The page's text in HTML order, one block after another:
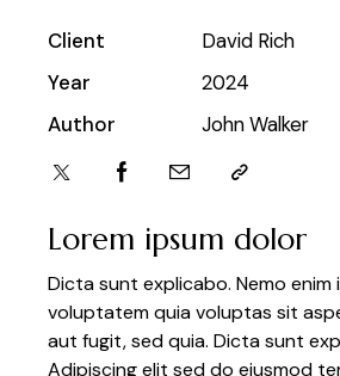
Client
David Rich
Year
2024
Author
John Walker
Lorem ipsum dolor
Dicta sunt explicabo. Nemo enim
voluptatem quia voluptas sit
aut fugit, sed quia. Dicta sunt
Adipiscing elit sed do eiusmod